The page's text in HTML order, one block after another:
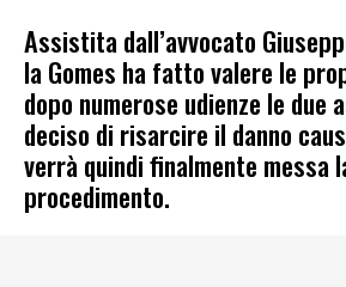
Assistita dall’avvocato
la Gomes ha fatto valere le
dopo numerose udienze le due
deciso di risarcire il danno
verrà quindi finalmente messa
procedimento.